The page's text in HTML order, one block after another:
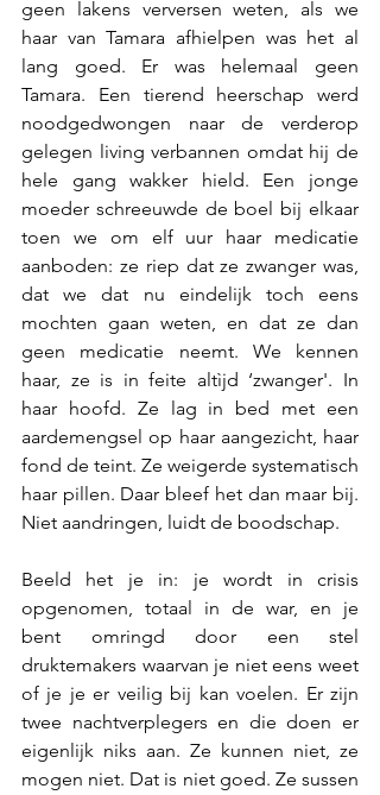
geen lakens verversen weten, als we
haar van Tamara afhielpen was het al
lang goed. Er was helemaal geen
Tamara. Een tierend heerschap werd
noodgedwongen naar de verderop
gelegen living verbannen omdat hij de
hele gang wakker hield. Een jonge
moeder schreeuwde de boel bij elkaar
toen we om elf uur haar medicatie
aanboden: ze riep dat ze zwanger was,
dat we dat nu eindelijk toch eens
mochten gaan weten, en dat ze dan
geen medicatie neemt. We kennen
haar, ze is in feite altìjd ‘zwanger'. In
haar hoofd. Ze lag in bed met een
aardemengsel op haar aangezicht, haar
fond de teint. Ze weigerde systematisch
haar pillen. Daar bleef het dan maar bij.
Niet aandringen, luidt de boodschap.
Beeld het je in: je wordt in crisis
opgenomen, totaal in de war, en je
bent omringd door een stel
druktemakers waarvan je niet eens weet
of je je er veilig bij kan voelen. Er zijn
twee nachtverplegers en die doen er
eigenlijk niks aan. Ze kunnen niet, ze
mogen niet. Dat is niet goed. Ze sussen